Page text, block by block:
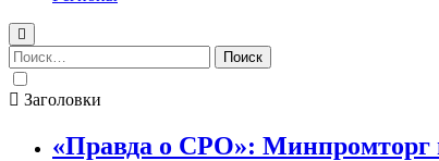
Найти:
Заголовки
«Правда о СРО»: Минпромторг